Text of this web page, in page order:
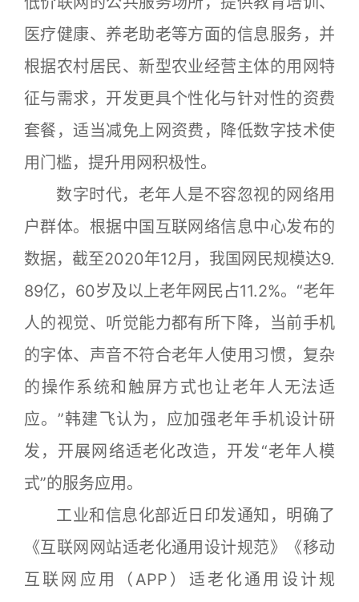
医疗健康、养老助老等方面的信息服务，并
根据农村居民、新型农业经营主体的用网特
征与需求，开发更具个性化与针对性的资费
套餐，适当减免上网资费，降低数字技术使
用门槛，提升用网积极性。
数字时代，老年人是不容忽视的网络用
户群体。根据中国互联网络信息中心发布的
数据，截至2020年12月，我国网民规模达9.
89亿，60岁及以上老年网民占11.2%。“老年
人的视觉、听觉能力都有所下降，当前手机
的字体、声音不符合老年人使用习惯，复杂
的操作系统和触屏方式也让老年人无法适
应。”韩建飞认为，应加强老年手机设计研
发，开展网络适老化改造，开发“老年人模
式”的服务应用。
工业和信息化部近日印发通知，明确了
《互联网网站适老化通用设计规范》《移动
互联网应用（APP）适老化通用设计规